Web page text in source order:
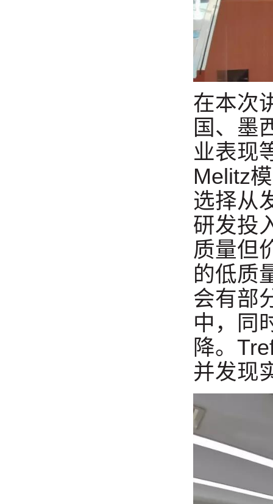
在本次
国、墨
业表现
Melitz
选择从
研发投
质量但
的低质
会有部
中，同
降。
并发现